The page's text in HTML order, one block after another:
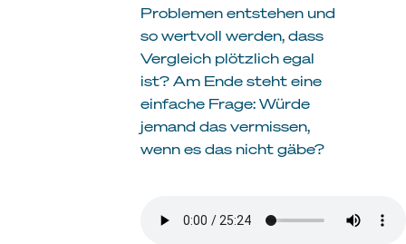
Problemen entstehen und
so wertvoll werden, dass
Vergleich plötzlich egal
ist? Am Ende steht eine
einfache Frage: Würde
jemand das vermissen,
wenn es das nicht gäbe?